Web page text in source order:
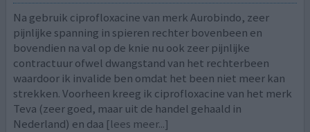
Na gebruik ciprofloxacine van merk Aurobindo, zeer
pijnlijke spanning in spieren rechter bovenbeen en
bovendien na val op de knie nu ook zeer pijnlijke
contractuur ofwel dwangstand van het rechterbeen
waardoor ik invalide ben omdat het been niet meer kan
strekken. Voorheen kreeg ik ciprofloxacine van het merk
Teva (zeer goed, maar uit de handel gehaald in
Nederland) en daa [lees meer...]